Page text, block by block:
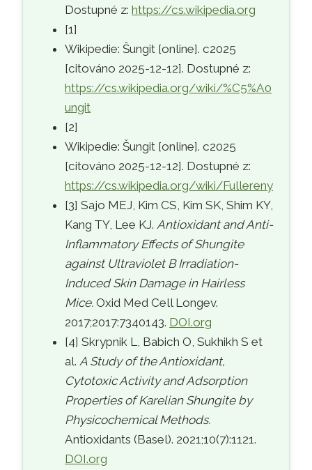
Dostupné z:https://cs.wikipedia.org
[1]
Wikipedie: Šungit [online]. c2025
[citováno 2025-12-12]. Dostupné z:
https://cs.wikipedia.org/wiki/%C5%A0
ungit
[2]
Wikipedie: Šungit [online]. c2025
[citováno 2025-12-12]. Dostupné z:
https://cs.wikipedia.org/wiki/Fullereny
[3] Sajo MEJ, Kim CS, Kim SK, Shim KY,
Kang TY, Lee KJ.Antioxidant and Anti-
Inflammatory Effects of Shungite
against Ultraviolet B Irradiation-
Induced Skin Damage in Hairless
Mice. Oxid Med Cell Longev.
2017;2017:7340143. DOI.org
[4] Skrypnik L, Babich O, Sukhikh S et
al.A Study of the Antioxidant,
Cytotoxic Activity and Adsorption
Properties of Karelian Shungite by
Physicochemical Methods.
Antioxidants (Basel). 2021;10(7):1121.
DOI.org